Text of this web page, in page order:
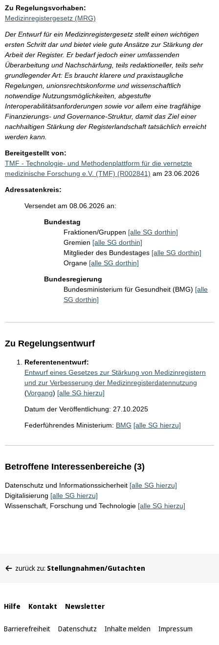
Zu Regelungsvorhaben:
Medizinregistergesetz (MRG)
Der Entwurf für ein Medizinregistergesetz stellt einen wichtigen
ersten Schritt dar und bietet viele gute Ansätze zur Stärkung der
Arbeit der Register. Er bedarf jedoch einer umfassenden
Überarbeitung und Nachschärfung, teils redaktioneller, teils sehr
grundlegender Art: Es braucht klarere und praxistaugliche
Regelungen, unionsrechtskonforme und wissenschaftlich
notwendige Nutzungsmöglichkeiten, abgestufte
Interoperabilitätsanforderungen sowie vor allem eine tragfähige
Finanzierungs- und Governance-Struktur, damit das Ziel einer
nachhaltigen Stärkung der Registerlandschaft tatsächlich erreicht
werden kann.
Bereitgestellt von:
TMF - Technologie- und Methodenplattform für die vernetzte
medizinische Forschung e.V. (TMF) (R002841) am 23.06.2026
Adressatenkreis:
Versendet am 08.06.2026 an:
Bundestag
Fraktionen/Gruppen [alle SG dorthin]
Gremien [alle SG dorthin]
Mitglieder des Bundestages [alle SG dorthin]
Organe [alle SG dorthin]
Bundesregierung
Bundesministerium für Gesundheit (BMG) [alle
SG dorthin]
Zu Regelungsentwurf
Referentenentwurf:
Entwurf eines Gesetzes zur Stärkung von Medizinregistern
und zur Verbesserung der Medizinregisterdatennutzung
(Vorgang) [alle SG hierzu]
Datum der Veröffentlichung: 27.10.2025
Federführendes Ministerium: BMG [alle SG hierzu]
Betroffene Interessenbereiche (3)
Datenschutz und Informationssicherheit [alle SG hierzu]
Digitalisierung [alle SG hierzu]
Wissenschaft, Forschung und Technologie [alle SG hierzu]
befinden
zurück zu: Stellungnahmen/Gutachten
Interne
Links
Hilfe Kontakt Newsletter
Barrierefreiheit Datenschutz Inhalte melden Impressum